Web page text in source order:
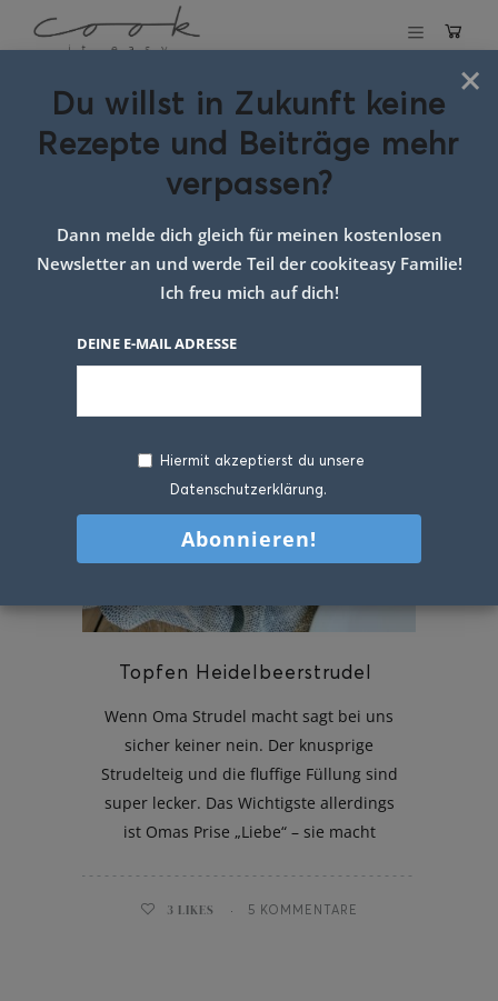
Schlagwort:
foodgasm
Topfen Heidelbeerstrudel
Wenn Oma Strudel macht sagt bei uns
sicher keiner nein. Der knusprige
Strudelteig und die fluffige Füllung sind
super lecker. Das Wichtigste allerdings
ist Omas Prise „Liebe“ – sie macht
3 LIKES 5 KOMMENTARE
×
Du willst in Zukunft keine
Rezepte und Beiträge mehr
verpassen?
Dann melde dich gleich für meinen kostenlosen
Newsletter an und werde Teil der cookiteasy Familie!
Ich freu mich auf dich!
DEINE E-MAIL ADRESSE
Hiermit akzeptierst du unsere
Datenschutzerklärung.